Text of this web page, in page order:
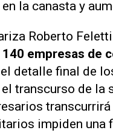
la canasta y
Roberto
140 empresas de
detalle final de
transcurso de la
impiden una